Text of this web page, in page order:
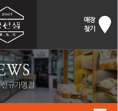
매장
찾기
규가맹점